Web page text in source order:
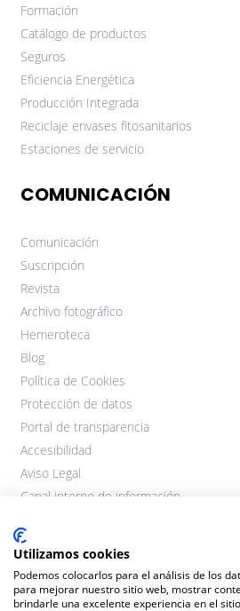
Formación
Catálogo de productos
Seguros
Eficiencia Energética
Producción Integrada
Reciclaje envases fitosanitarios
Estaciones de servicio
COMUNICACIÓN
Comunicación
Suscripción
Revista
Archivo fotográfico
Hemeroteca
Blog
Política de Cookies
Protección de datos
Portal de transparencia
Accesibilidad
Aviso Legal
Canal interno de información
Utilizamos cookies
Podemos colocarlos para el análisis de los
para mejorar nuestro sitio web, mostrar
brindarle una excelente experiencia en el